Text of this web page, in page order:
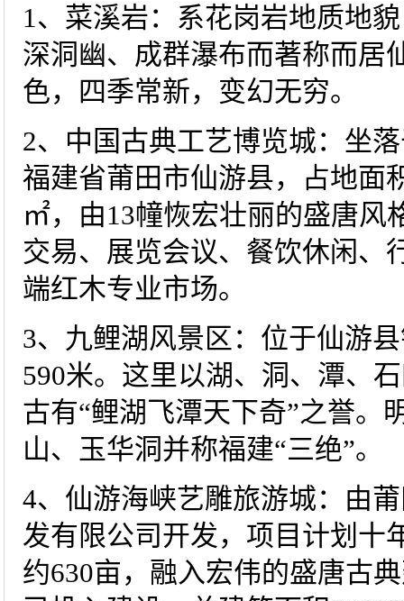
1、菜溪岩：系花岗岩地质地
深洞幽、成群瀑布而著称而居
色，四季常新，变幻无穷。
2、中国古典工艺博览城：坐
福建省莆田市仙游县，占地面
㎡，由13幢恢宏壮丽的盛唐
交易、展览会议、餐饮休闲、
端红木专业市场。
3、九鲤湖风景区：位于仙游
590米。这里以湖、洞、潭、
古有“鲤湖飞潭天下奇”之誉。
山、玉华洞并称福建“三绝”。
4、仙游海峡艺雕旅游城：由
发有限公司开发，项目计划十
约630亩，融入宏伟的盛唐古